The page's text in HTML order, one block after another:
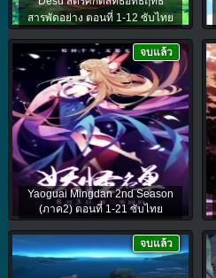
สารพัดอย่าง ตอนที่ 1-12 ซับไทย
Yaoguai Mingdan 2nd Season
(ภาค2) ตอนที่ 1-21 ซับไทย
จบแล้ว
จบแล้ว